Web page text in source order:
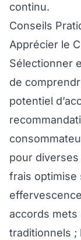
continu.
Conseils
Apprécier le
Sélectionner
de
potentiel
pour
frais optimise
accords mets
traditionnels ;